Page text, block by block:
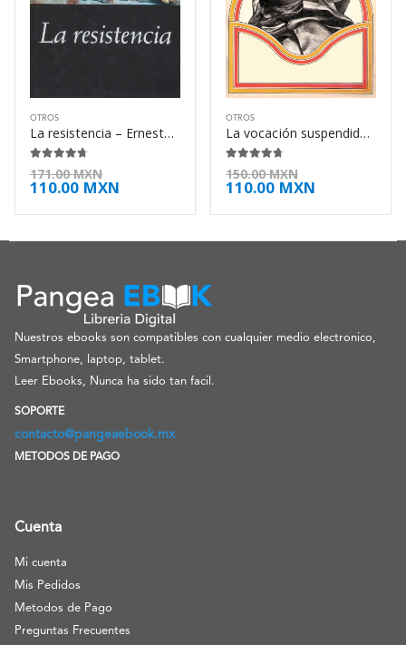
OTROS
La resistencia – Ernesto Sabato
4.63 de 5
171.00MXN
110.00 MXN
OTROS
La vocación suspendida – Pierre Klossowski
4.63 de 5
150.00MXN
110.00 MXN
Nuestros ebooks son compatibles con cualquier medio electronico,
Smartphone, laptop, tablet.
Leer Ebooks, Nunca ha sido tan facil.
SOPORTE
contacto@pangeaebook.mx
METODOS DE PAGO
Cuenta
Mi cuenta
Mis Pedidos
Metodos de Pago
Preguntas Frecuentes